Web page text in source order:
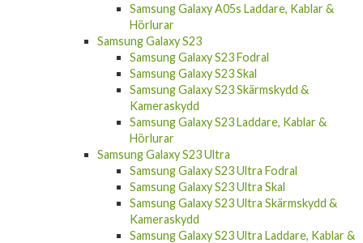
Hörlurar
Samsung Galaxy S23
Samsung Galaxy S23 Fodral
Samsung Galaxy S23 Skal
Samsung Galaxy S23 Skärmskydd &
Kameraskydd
Samsung Galaxy S23 Laddare, Kablar &
Hörlurar
Samsung Galaxy S23 Ultra
Samsung Galaxy S23 Ultra Fodral
Samsung Galaxy S23 Ultra Skal
Samsung Galaxy S23 Ultra Skärmskydd &
Kameraskydd
Samsung Galaxy S23 Ultra Laddare, Kablar &
Hörlurar